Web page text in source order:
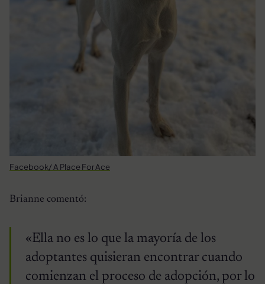
Facebook/ A Place For Ace
Brianne comentó:
«Ella no es lo que la mayoría de los
adoptantes quisieran encontrar cuando
comienzan el proceso de adopción, por lo